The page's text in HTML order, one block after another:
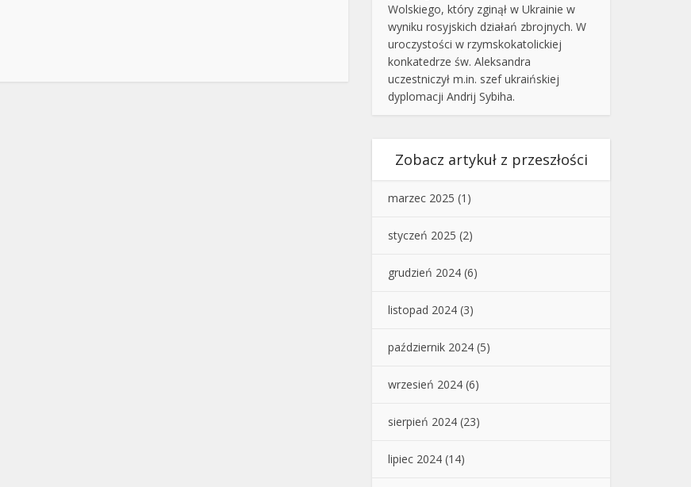
Wolskiego, który zginął w Ukrainie w
wyniku rosyjskich działań zbrojnych. W
uroczystości w rzymskokatolickiej
konkatedrze św. Aleksandra
uczestniczył m.in. szef ukraińskiej
dyplomacji Andrij Sybiha.
Zobacz artykuł z przeszłości
marzec 2025 (1)
styczeń 2025 (2)
grudzień 2024 (6)
listopad 2024 (3)
październik 2024 (5)
wrzesień 2024 (6)
sierpień 2024 (23)
lipiec 2024 (14)